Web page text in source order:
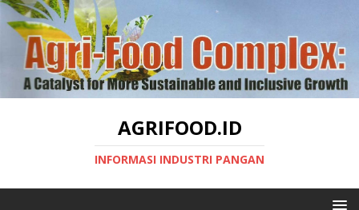
AGRIFOOD.ID
INFORMASI INDUSTRI PANGAN